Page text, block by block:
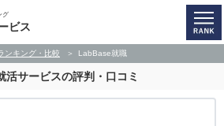
グ
ビス
ンキング・比較 LabBase就職
活サービスの評判・口コミ